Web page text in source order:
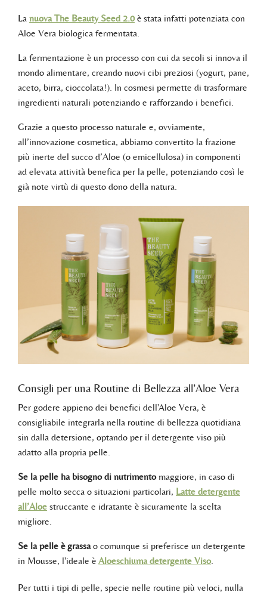
La nuova The Beauty Seed 2.0è stata infatti potenziata con
Aloe Vera biologica fermentata.
La fermentazione è un processo con cui da secoli si innova il
mondo alimentare, creando nuovi cibi preziosi (yogurt, pane,
aceto, birra, cioccolata!). In cosmesi permette di trasformare
ingredienti naturali potenziando e rafforzando i benefici.
Grazie a questo processo naturale e, ovviamente,
all’innovazione cosmetica, abbiamo convertito la frazione
più inerte del succo d’Aloe (o emicellulosa) in componenti
ad elevata attività benefica per la pelle, potenziando così le
già note virtù di questo dono della natura.
Consigli per una Routine di Bellezza all’Aloe Vera
Per godere appieno dei benefici dell'Aloe Vera, è
consigliabile integrarla nella routine di bellezza quotidiana
sin dalla detersione, optando per il detergente viso più
adatto alla propria pelle.
Se la pelle ha bisogno di nutrimentomaggiore, in caso di
pelle molto secca o situazioni particolari, Latte detergente
all’Aloe struccante e idratante è sicuramente la scelta
migliore.
Se la pelle è grassao comunque si preferisce un detergente
in Mousse, l'ideale è Aloeschiuma detergente Viso.
Per tutti i tipi di pelle, specie nelle routine più veloci, nulla